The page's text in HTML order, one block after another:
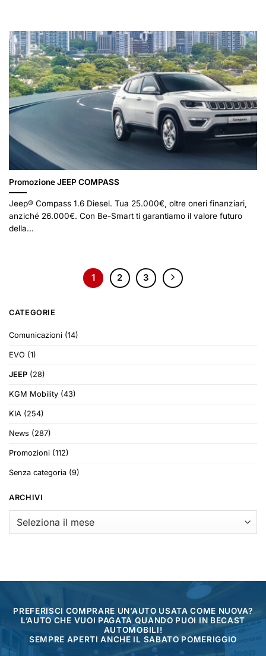
Promozione JEEP COMPASS
Jeep® Compass 1.6 Diesel. Tua 25.000€, oltre oneri finanziari,
anziché 26.000€. Con Be-Smart ti garantiamo il valore futuro
della...
1 2 3
CATEGORIE
Comunicazioni (14)
EVO (1)
JEEP (28)
KGM Mobility (43)
KIA (254)
News (287)
Promozioni (112)
Senza categoria (9)
ARCHIVI
PREFERISCI COMPRARE UN’AUTO USATA COME NUOVA?
L’AUTO CHE VUOI PAGATA QUANDO PUOI IN BECAST
AUTOMOBILI!
SEMPRE APERTI ANCHE IL SABATO POMERIGGIO